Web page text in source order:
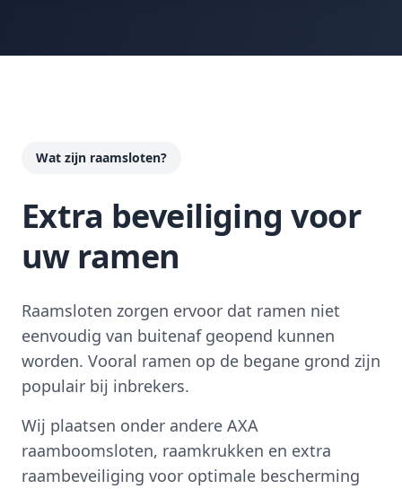
Wat zijn raamsloten?
Extra beveiliging voor
uw ramen
Raamsloten zorgen ervoor dat ramen niet
eenvoudig van buitenaf geopend kunnen
worden. Vooral ramen op de begane grond zijn
populair bij inbrekers.
Wij plaatsen onder andere AXA
raamboomsloten, raamkrukken en extra
raambeveiliging voor optimale bescherming